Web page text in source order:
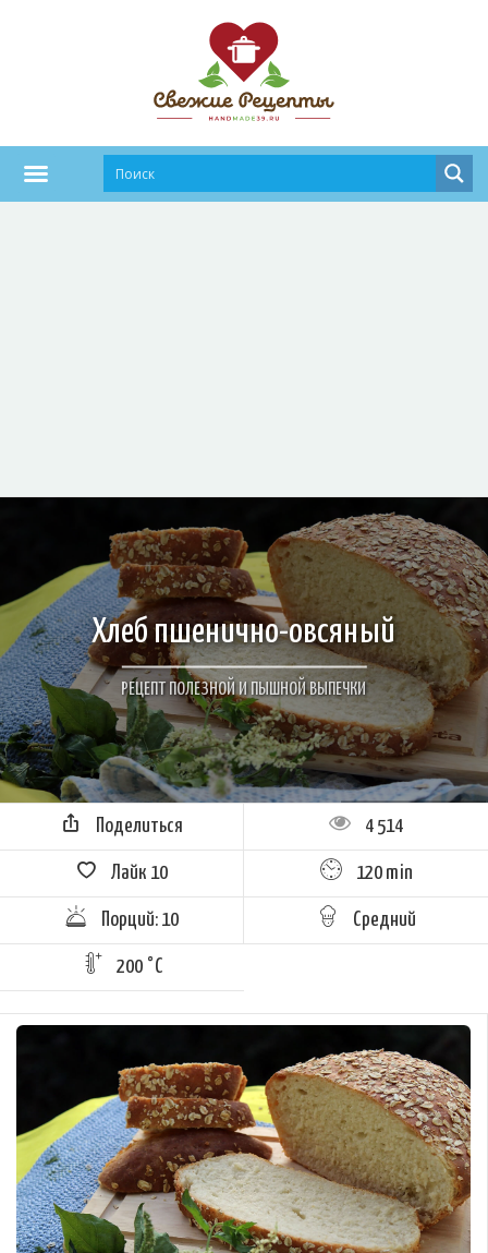
Хлеб пшенично-овсяный
РЕЦЕПТ ПОЛЕЗНОЙ И ПЫШНОЙ ВЫПЕЧКИ
Поделиться 4 514
Лайк 10 120 min
Порций: 10 Средний
200 °C